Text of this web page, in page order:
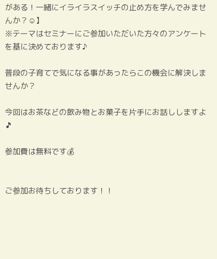
がある！一緒にイライラスイッチの止め方を学んでみませ
んか？☺】
※テーマはセミナーにご参加いただいた方々のアンケート
を基に決めております♪
普段の子育てで気になる事があったらこの機会に解決しま
せんか？
今回はお茶などの飲み物とお菓子を片手にお話ししますよ
🎵
参加費は無料です💰
ご参加お待ちしております！！